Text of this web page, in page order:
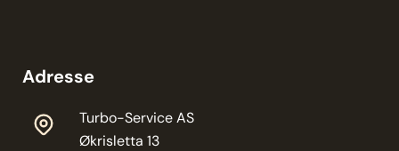
Adresse
Turbo-Service AS
Økrisletta 13